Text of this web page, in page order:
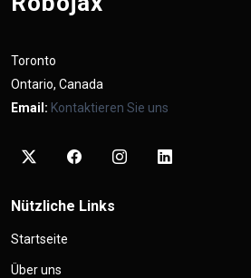
Toronto
Ontario, Canada
Email: Kontaktieren Sie uns
Nützliche Links
Startseite
Über uns